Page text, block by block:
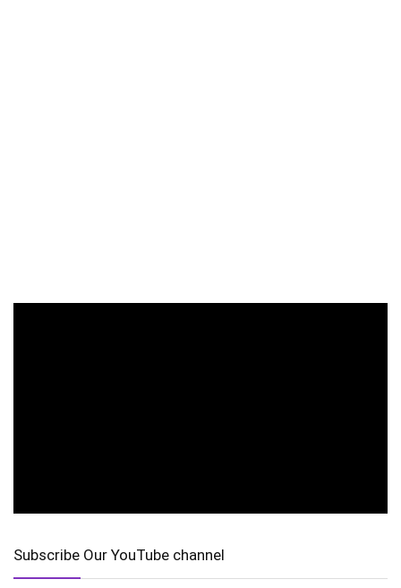
Subscribe Our YouTube channel